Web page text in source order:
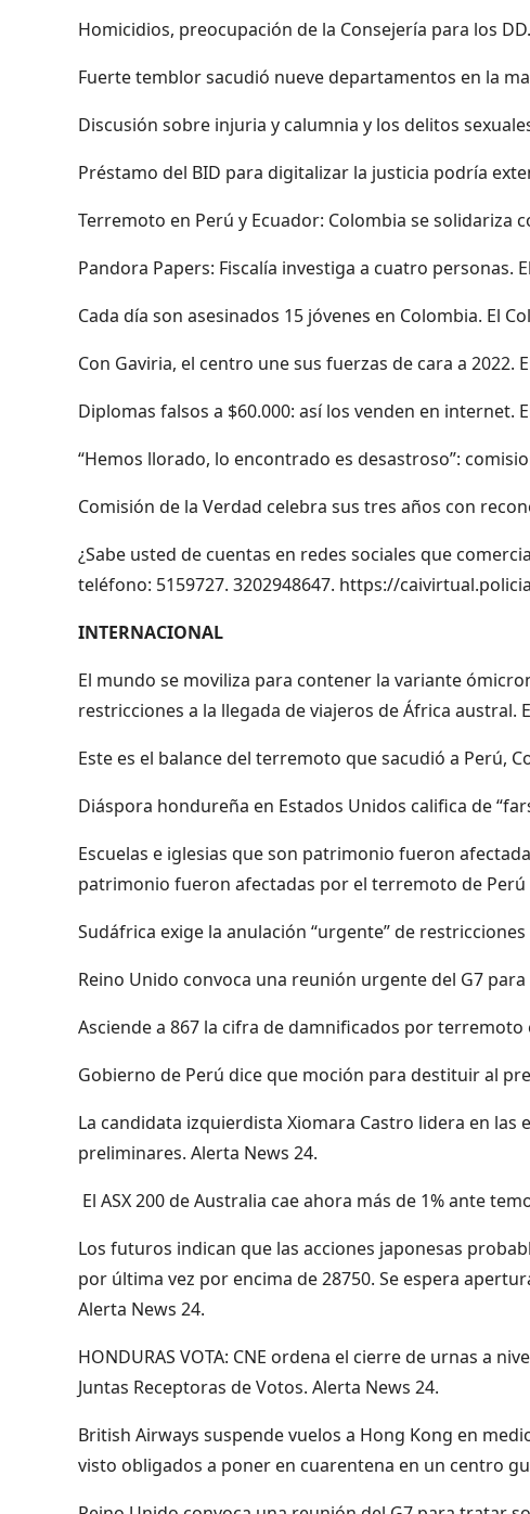
Homicidios, preocupación de la Consejería para los
Fuerte temblor sacudió nueve departamentos en la
Discusión sobre injuria y calumnia y los delitos
Préstamo del BID para digitalizar la justicia podría
Terremoto en Perú y Ecuador: Colombia se solidariza
Pandora Papers: Fiscalía investiga a cuatro personas.
Cada día son asesinados 15 jóvenes en Colombia. El
Con Gaviria, el centro une sus fuerzas de cara a 2022.
Diplomas falsos a $60.000: así los venden en internet.
“Hemos llorado, lo encontrado es desastroso”:
Comisión de la Verdad celebra sus tres años con
¿Sabe usted de cuentas en redes sociales que
teléfono: 5159727. 3202948647. https://
INTERNACIONAL
El mundo se moviliza para contener la variante
restricciones a la llegada de viajeros de África austral.
Este es el balance del terremoto que sacudió a Perú,
Diáspora hondureña en Estados Unidos califica de
Escuelas e iglesias que son patrimonio fueron
patrimonio fueron afectadas por el terremoto de Perú
Sudáfrica exige la anulación “urgente” de
Reino Unido convoca una reunión urgente del G7
Asciende a 867 la cifra de damnificados por terremoto
Gobierno de Perú dice que moción para destituir al
La candidata izquierdista Xiomara Castro lidera en
preliminares. Alerta News 24.
El ASX 200 de Australia cae ahora más de 1% ante
Los futuros indican que las acciones japonesas
por última vez por encima de 28750. Se espera
Alerta News 24.
HONDURAS VOTA: CNE ordena el cierre de urnas a
Juntas Receptoras de Votos. Alerta News 24.
British Airways suspende vuelos a Hong Kong en
visto obligados a poner en cuarentena en un centro